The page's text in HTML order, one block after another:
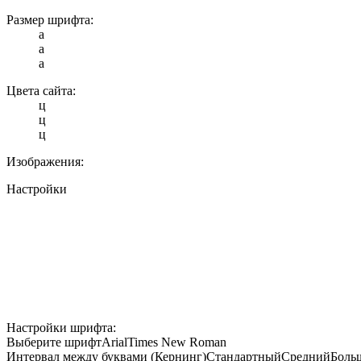
Размер шрифта:
a
a
a
Цвета сайта:
ц
ц
ц
Изображения:
Настройки
Настройки шрифта:
Выберите шрифтArialTimes New Roman
Интервал между буквами (Кернинг)СтандартныйСредний